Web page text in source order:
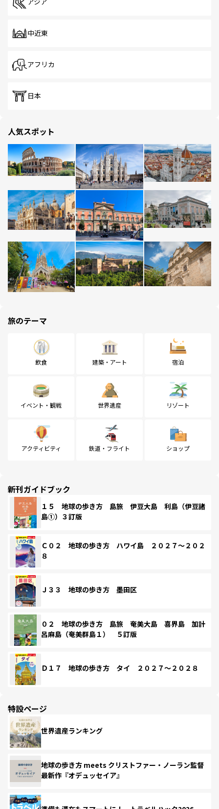
アジア
中近東
アフリカ
日本
人気スポット
旅のテーマ
飲食 建築・アート 宿泊
イベント・観戦 世界遺産 リゾート
アクティビティ 鉄道・フライト ショップ
新刊ガイドブック
１５ 地球の歩き方 島旅 伊豆大島 利島（伊豆諸
島①）３訂版
Ｃ０２ 地球の歩き方 ハワイ島 ２０２７～２０２
８
Ｊ３３ 地球の歩き方 墨田区
０２ 地球の歩き方 島旅 奄美大島 喜界島 加計
呂麻島（奄美群島１） ５訂版
Ｄ１７ 地球の歩き方 タイ ２０２７～２０２８
特設ページ
世界遺産ランキング
地球の歩き方 meets クリストファー・ノーラン監督
最新作『オデュッセイア』